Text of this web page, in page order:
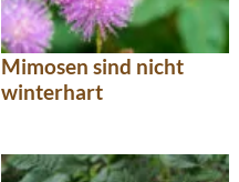
Mimosen sind nicht
winterhart